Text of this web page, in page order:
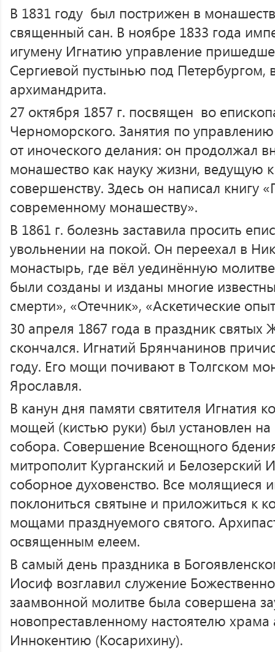
В 1831 году был пострижен в
священный сан. В ноябре 1833 года
игумену Игнатию управление
Сергиевой пустынью под Петербургом,
архимандрита.
27 октября 1857 г. посвящен во
Черноморского. Занятия по
от иноческого делания: он продолжал
монашество как науку жизни, ведущую
совершенству. Здесь он написал книгу
современному монашеству».
В 1861 г. болезнь заставила просить
увольнении на покой. Он переехал в
монастырь, где вёл уединённую
были созданы и изданы многие
смерти», «Отечник», «Аскетические
30 апреля 1867 года в праздник
скончался. Игнатий Брянчанинов
году. Его мощи почивают в Толгском
Ярославля.
В канун дня памяти святителя Игнатия
мощей (кистью руки) был установлен на
собора. Совершение Всенощного
митрополит Курганский и Белозерский
соборное духовенство. Все молящиеся
поклониться святыне и приложиться к
мощами празднуемого святого.
освященным елеем.
В самый день праздника в
Иосиф возглавил служение
заамвонной молитве была совершена
новопреставленному настоятелю
Иннокентию (Косарихину).